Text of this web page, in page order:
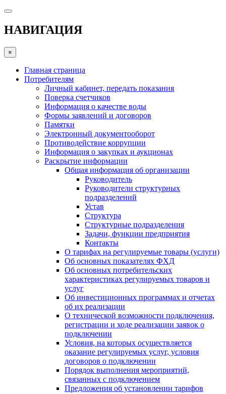
НАВИГАЦИЯ
×
Главная страница
Потребителям
Личный кабинет, передать показания
Поверка счетчиков
Информация о качестве воды
Формы заявлений и договоров
Памятки
Электронный документооборот
Противодействие коррупции
Информация о закупках и аукционах
Раскрытие информации
Общая информация об организации
Руководитель
Руководители структурных
подразделений
Устав
Структура
Структурные подразделения
Задачи, функции предприятия
Контакты
О тарифах на регулируемые товары (услуги)
Об основных показателях ФХД
Об основных потребительских
характеристиках регулируемых товаров и
услуг
Об инвестиционных программах и отчетах
об их реализации
О технической возможности подключения,
регистрации и ходе реализации заявок о
подключении
Условия, на которых осуществляется
оказание регулируемых услуг, условия
договоров о подключении
Порядок выполнения мероприятий,
связанных с подключением
Предложения об установлении тарифов